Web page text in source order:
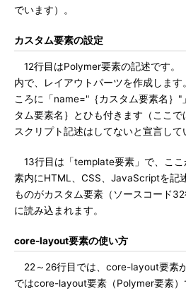
でいます）。
カスタム要素の設定
12行目はPolymer要素の記述です。
内で、レイアウトパーツを作成しま
ころに「name="｛カスタム要素名｝"
タム要素名｝とひも付きます（ここ
スクリプト記述はしてないと宣言して
13行目は「template要素」で、こ
素内にHTML、CSS、JavaScriptを記
ものがカスタム要素（ソースコード
に読み込まれます。
core-layout要素の使い方
22～26行目では、core-layout要素
ではcore-layout要素（Polymer要素